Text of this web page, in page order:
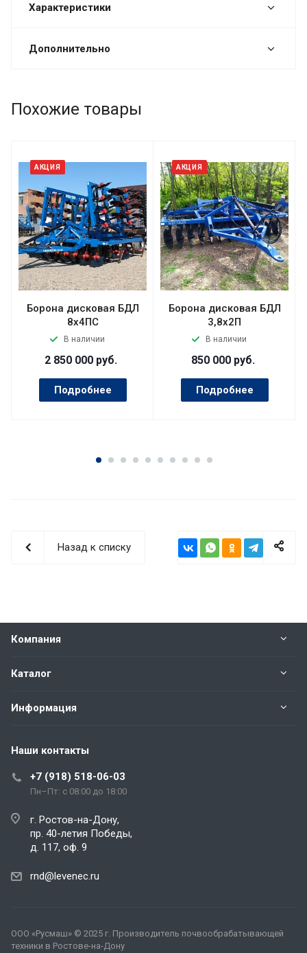
Характеристики
Дополнительно
Похожие товары
АКЦИЯ
Борона дисковая БДЛ
8х4ПС
В наличии
2 850 000 руб.
Подробнее
АКЦИЯ
Борона дисковая БДЛ
3,8х2П
В наличии
850 000 руб.
Подробнее
Назад к списку
Компания
Каталог
Информация
Наши контакты
+7 (918) 518-06-03
Пн–Пт: с 08:00 до 18:00
г. Ростов-на-Дону,
пр. 40-летия Победы,
д. 117, оф. 9
rnd@levenec.ru
ООО «Русмаш» © 2025 г. Производитель почвообрабатывающей
техники в Ростове-на-Дону